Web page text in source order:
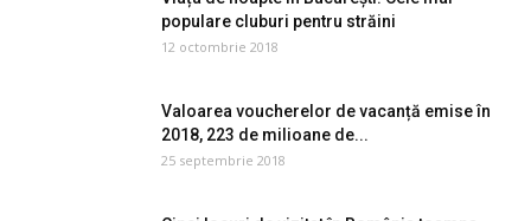
populare cluburi pentru străini
12 octombrie 2018
Valoarea voucherelor de vacanță emise în
2018, 223 de milioane de...
25 septembrie 2018